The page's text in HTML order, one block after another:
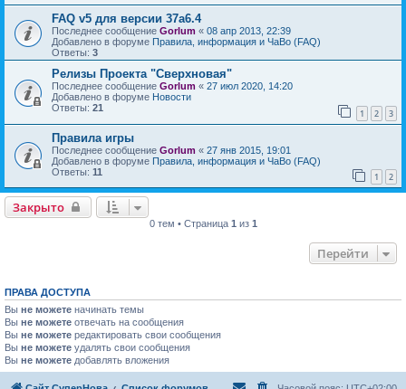
FAQ v5 для версии 37a6.4
Последнее сообщение Gorlum « 08 апр 2013, 22:39
Добавлено в форуме Правила, информация и ЧаВо (FAQ)
Ответы: 3
Релизы Проекта "Сверхновая"
Последнее сообщение Gorlum « 27 июл 2020, 14:20
Добавлено в форуме Новости
Ответы: 21 1 2 3
Правила игры
Последнее сообщение Gorlum « 27 янв 2015, 19:01
Добавлено в форуме Правила, информация и ЧаВо (FAQ)
Ответы: 11 1 2
Закрыто
0 тем • Страница 1 из 1
Перейти
ПРАВА ДОСТУПА
Вы не можете начинать темы
Вы не можете отвечать на сообщения
Вы не можете редактировать свои сообщения
Вы не можете удалять свои сообщения
Вы не можете добавлять вложения